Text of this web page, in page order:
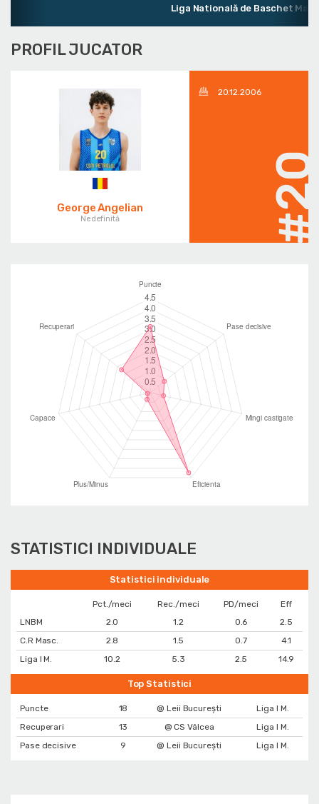
Liga Natională de Baschet
PROFIL JUCATOR
George Angelian
Nedefinită
20.12.2006
STATISTICI INDIVIDUALE
Statistici individuale
Pct./meci Rec./meci PD/meci
Eff
LNBM
2.0 1.2 0.6
2.5
C.R Masc.
2.8 1.5 0.7
4.1
Liga I M.
10.2 5.3 2.5 14.9
Top Statistici
Puncte 18 @ Leii București
Liga I M.
Recuperari
13 @ CS Vâlcea
Liga I M.
Pase decisive
9 @ Leii București Liga I M.